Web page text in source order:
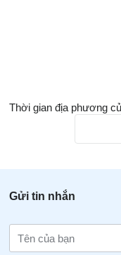
Thời gian địa phương
Gửi tin nhắn